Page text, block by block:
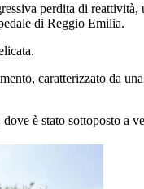
perdita di
di Reggio Emilia.
caratterizzato da
è stato sottoposto